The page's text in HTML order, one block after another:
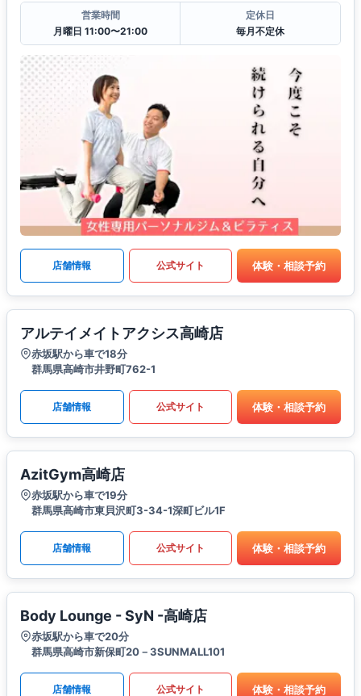
営業時間
月曜日 11:00〜21:00
定休日
毎月不定休
店舗情報 公式サイト 体験・相談予約
アルテイメイトアクシス高崎店
赤坂駅から車で18分
群馬県高崎市井野町762-1
店舗情報 公式サイト 体験・相談予約
AzitGym高崎店
赤坂駅から車で19分
群馬県高崎市東貝沢町3-34-1深町ビル1F
店舗情報 公式サイト 体験・相談予約
Body Lounge - SyN -高崎店
赤坂駅から車で20分
群馬県高崎市新保町20－3SUNMALL101
店舗情報 公式サイト 体験・相談予約